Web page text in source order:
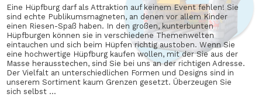
Eine Hüpfburg darf als Attraktion auf keinem Event fehlen! Sie
sind echte Publikumsmagneten, an denen vor allem Kinder
einen Riesen-Spaß haben. In den großen, kunterbunten
Hüpfburgen können sie in verschiedene Themenwelten
eintauchen und sich beim Hüpfen richtig austoben. Wenn Sie
eine hochwertige Hüpfburg kaufen wollen, mit der Sie aus der
Masse herausstechen, sind Sie bei uns an der richtigen Adresse.
Der Vielfalt an unterschiedlichen Formen und Designs sind in
unserem Sortiment kaum Grenzen gesetzt. Überzeugen Sie
sich selbst …